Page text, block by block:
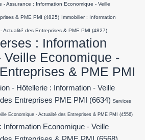
- Assurance : Information Economique - Veille
& PME PMI (4825) Immobilier : Information
Actualité des Entreprises & PME PMI (4827)
: Information
Veille Economique -
& PME PMI
- Hôtellerie : Information - Veille
Entreprises PME PMI
(6634) Services
Economique - Actualité des Entreprises & PME PMI (4556)
Information Economique - Veille